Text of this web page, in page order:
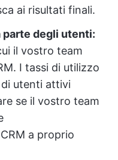
ai risultati finali.
parte degli utenti:
il vostro team
I tassi di utilizzo
utenti attivi
se il vostro team
a proprio